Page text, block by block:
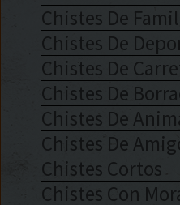
Chistes De
Chistes De
Chistes De
Chistes De
Chistes De
Chistes De
Chistes Cortos
Chistes Con